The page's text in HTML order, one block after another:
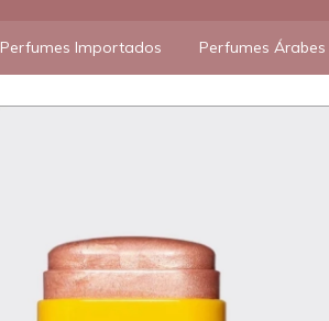
Perfumes Importados Perfumes Árabes